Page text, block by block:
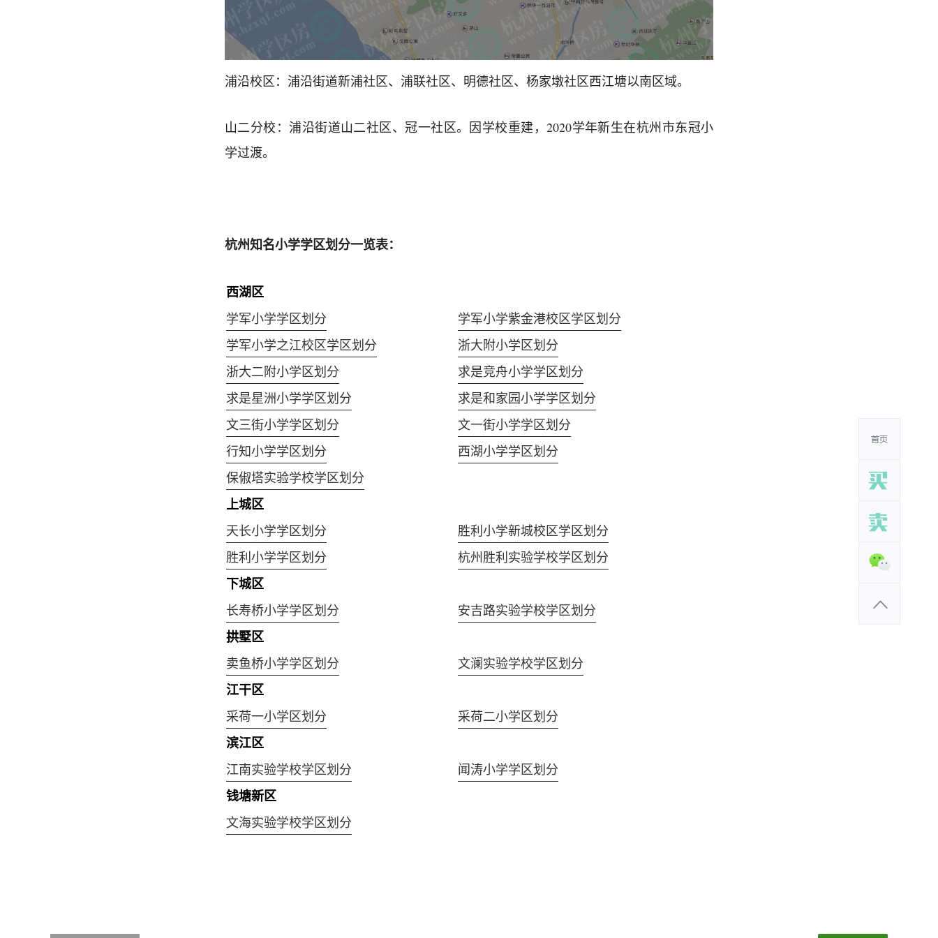
浦沿校区：浦沿街道新浦社区、浦联社区、明德社区、杨家墩社区西江塘以南区域。
山二分校：浦沿街道山二社区、冠一社区。因学校重建，2020学年新生在杭州市东冠小
学过渡。
杭州知名小学学区划分一览表：
西湖区
学军小学学区划分
学军小学紫金港校区学区划分
学军小学之江校区学区划分
浙大附小学区划分
浙大二附小学区划分
求是竞舟小学学区划分
求是星洲小学学区划分
求是和家园小学学区划分
文三街小学学区划分
文一街小学学区划分
行知小学学区划分
西湖小学学区划分
保俶塔实验学校学区划分
上城区
天长小学学区划分
胜利小学新城校区学区划分
胜利小学学区划分
杭州胜利实验学校学区划分
下城区
长寿桥小学学区划分 安吉路实验学校学区划分
拱墅区
卖鱼桥小学学区划分 文澜实验学校学区划分
江干区
采荷一小学区划分 采荷二小学区划分
滨江区
江南实验学校学区划分 闻涛小学学区划分
钱塘新区
文海实验学校学区划分